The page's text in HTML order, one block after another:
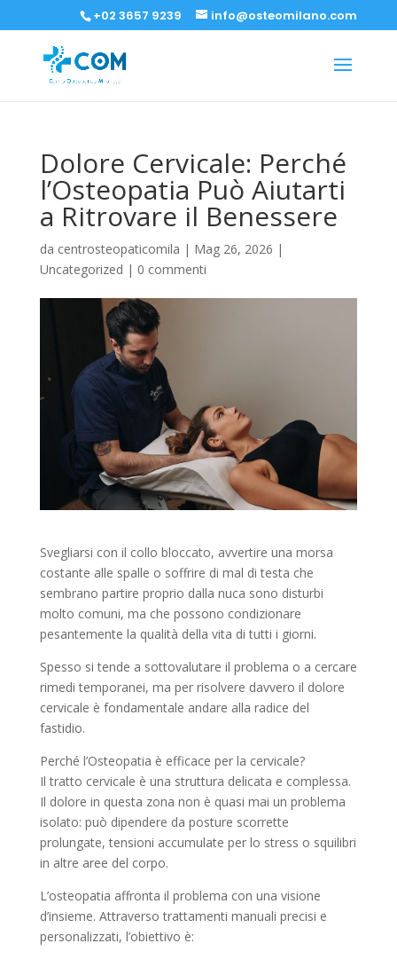
+02 3657 9239 info@osteomilano.com
Dolore Cervicale: Perché
l’Osteopatia Può Aiutarti
a Ritrovare il Benessere
da centrosteopaticomila | Mag 26, 2026 |
Uncategorized | 0 commenti
Svegliarsi con il collo bloccato, avvertire una morsa
costante alle spalle o soffrire di mal di testa che
sembrano partire proprio dalla nuca sono disturbi
molto comuni, ma che possono condizionare
pesantemente la qualità della vita di tutti i giorni.
Spesso si tende a sottovalutare il problema o a cercare
rimedi temporanei, ma per risolvere davvero il dolore
cervicale è fondamentale andare alla radice del
fastidio.
Perché l’Osteopatia è efficace per la cervicale?
Il tratto cervicale è una struttura delicata e complessa.
Il dolore in questa zona non è quasi mai un problema
isolato: può dipendere da posture scorrette
prolungate, tensioni accumulate per lo stress o squilibri
in altre aree del corpo.
L’osteopatia affronta il problema con una visione
d’insieme. Attraverso trattamenti manuali precisi e
personalizzati, l’obiettivo è: